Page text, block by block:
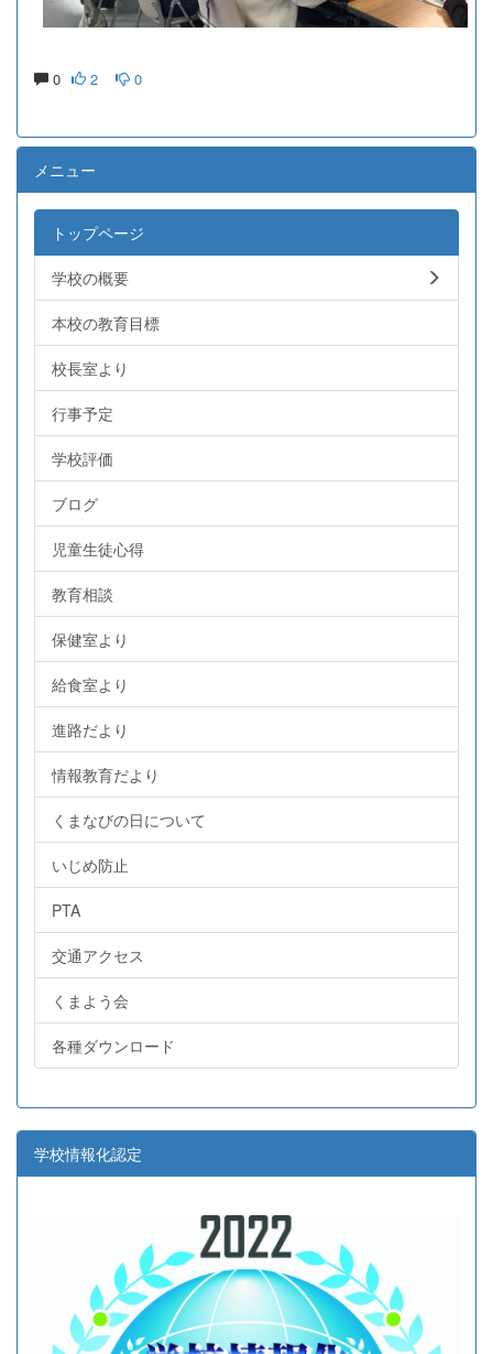
0 2 0
メニュー
トップページ
学校の概要
本校の教育目標
校長室より
行事予定
学校評価
ブログ
児童生徒心得
教育相談
保健室より
給食室より
進路だより
情報教育だより
くまなびの日について
いじめ防止
PTA
交通アクセス
くまよう会
各種ダウンロード
学校情報化認定